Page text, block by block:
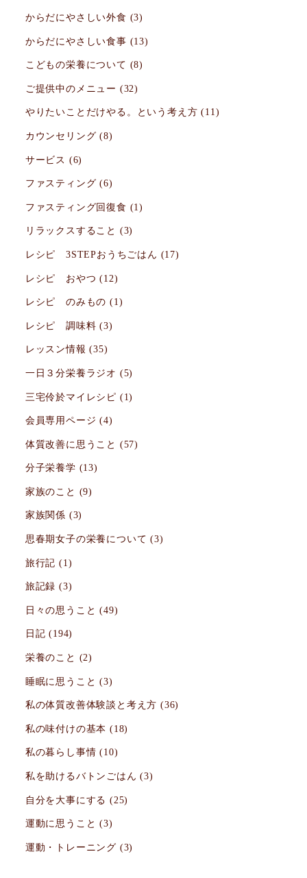
からだにやさしい外食 (3)
からだにやさしい食事 (13)
こどもの栄養について (8)
ご提供中のメニュー (32)
やりたいことだけやる。という考え方 (11)
カウンセリング (8)
サービス (6)
ファスティング (6)
ファスティング回復食 (1)
リラックスすること (3)
レシピ 3STEPおうちごはん (17)
レシピ おやつ (12)
レシピ のみもの (1)
レシピ 調味料 (3)
レッスン情報 (35)
一日３分栄養ラジオ (5)
三宅伶於マイレシピ (1)
会員専用ページ (4)
体質改善に思うこと (57)
分子栄養学 (13)
家族のこと (9)
家族関係 (3)
思春期女子の栄養について (3)
旅行記 (1)
旅記録 (3)
日々の思うこと (49)
日記 (194)
栄養のこと (2)
睡眠に思うこと (3)
私の体質改善体験談と考え方 (36)
私の味付けの基本 (18)
私の暮らし事情 (10)
私を助けるバトンごはん (3)
自分を大事にする (25)
運動に思うこと (3)
運動・トレーニング (3)